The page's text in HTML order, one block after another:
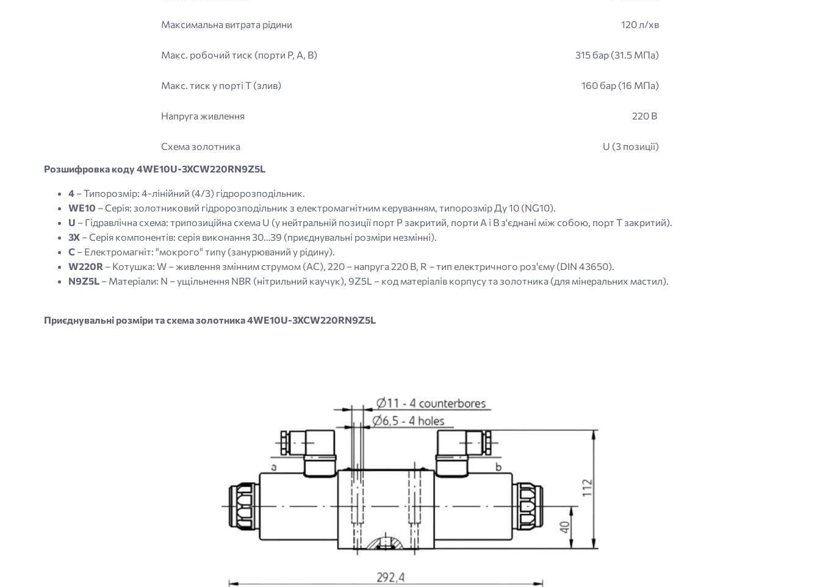
Максимальна витрата рідини 120 л/хв
Макс. робочий тиск (порти P, A, B) 315 бар (31.5 МПа)
Макс. тиск у порті T (злив) 160 бар (16 МПа)
Напруга живлення 220 В
Схема золотника
U (3 позиції)
Розшифровка коду 4WE10U-3XCW220RN9Z5L
4 – Типорозмір: 4-лінійний (4/3) гідророзподільник.
WE10 – Серія: золотниковий гідророзподільник з електромагнітним керуванням, типорозмір Ду 10 (NG10).
U – Гідравлічна схема: трипозиційна схема U (у нейтральній позиції порт P закритий, порти A і B з'єднані між собою, порт T закритий).
3X – Серія компонентів: серія виконання 30…39 (приєднувальні розміри незмінні).
C – Електромагніт: "мокрого" типу (занурюваний у рідину).
W220R – Котушка: W – живлення змінним струмом (AC), 220 – напруга 220 В, R – тип електричного роз'єму (DIN 43650).
N9Z5L – Матеріали: N – ущільнення NBR (нітрильний каучук), 9Z5L – код матеріалів корпусу та золотника (для мінеральних мастил).
Приєднувальні розміри та схема золотника 4WE10U-3XCW220RN9Z5L